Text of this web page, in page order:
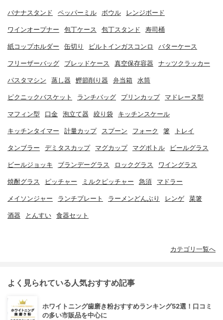
バナナスタンド ペッパーミル ボウル レンジボード
ワインオープナー 包丁ケース 包丁スタンド 寿司桶
紙コップホルダー 缶切り ビルトインガスコンロ バターケース
フリーザーバッグ ブレッドケース 真空保存容器 ナッツクラッカー
パスタマシン 蒸し器 鰹節削り器 弁当箱 水筒
ピクニックバスケット ランチバッグ プリンカップ マドレーヌ型
マフィン型 口金 泡立て器 絞り袋 キッチンスケール
キッチンタイマー 計量カップ スプーン フォーク 箸 トレイ
タンブラー デミタスカップ マグカップ マグボトル ビールグラス
ビールジョッキ ブランデーグラス ロックグラス ワイングラス
焼酎グラス ピッチャー ミルクピッチャー 急須 マドラー
メイソンジャー ランチプレート ラーメンどんぶり レンゲ 菜箸
酒器 とんすい 食器セット
カテゴリ一覧へ
よく見られている人気おすすめ記事
ホワイトニング歯磨き粉おすすめランキング52選！口コミ
の多い市販品を中心に